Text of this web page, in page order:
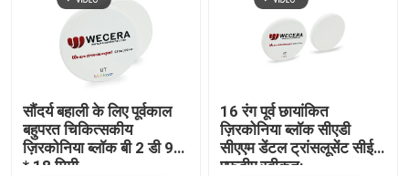
सौंदर्य बहाली के लिए पूर्वकाल
बहुपरत चिकित्सकीय
ज़िरकोनिया ब्लॉक बी 2 डी 98
* 18 मिमी
16 रंग पूर्व छायांकित
ज़िरकोनिया ब्लॉक सीएडी
सीएएम डेंटल ट्रांसलूसेंट सीई
एफडीए स्वीकृत: